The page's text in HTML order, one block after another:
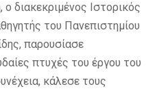
διακεκριμένος Ιστορικός
του Πανεπιστημίου
παρουσίασε
πτυχές του έργου του
κάλεσε τους